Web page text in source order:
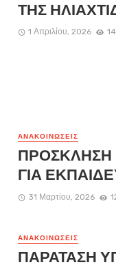
ΤΗΣ
1 Απριλίου, 2026
ΑΝΑΚΟΙΝΏΣΕΙΣ
ΠΡΟΣΚΛΗΣΗ
ΓΙΑ
31 Μαρτίου, 2026
ΑΝΑΚΟΙΝΏΣΕΙΣ
ΠΑΡΑΤΑΣΗ